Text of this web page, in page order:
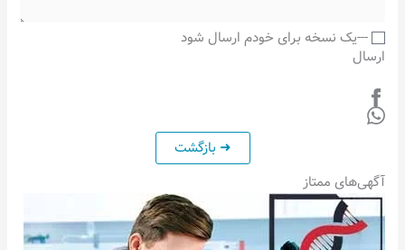
---یک نسخه برای خودم ارسال شود
ارسال
آگهی‌های ممتاز